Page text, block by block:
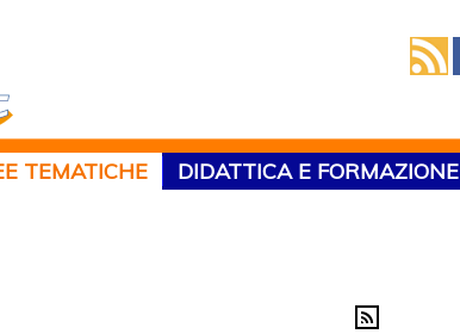
TEMATICHE DIDATTICA E FORMAZIONE